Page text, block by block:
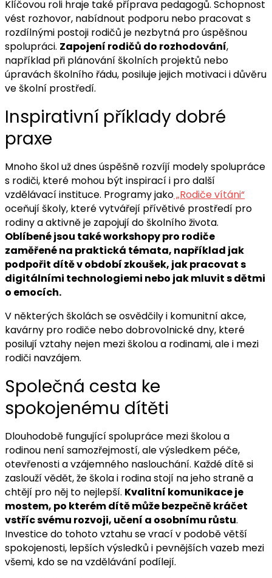
Klíčovou roli hraje také příprava pedagogů. Schopnost
vést rozhovor, nabídnout podporu nebo pracovat s
rozdílnými postoji rodičů je nezbytná pro úspěšnou
spolupráci. Zapojení rodičů do rozhodování,
například při plánování školních projektů nebo
úpravách školního řádu, posiluje jejich motivaci i důvěru
ve školní prostředí.
Inspirativní příklady dobré
praxe
Mnoho škol už dnes úspěšně rozvíjí modely spolupráce
s rodiči, které mohou být inspirací i pro další
vzdělávací instituce. Programy jako„Rodiče vítáni“
oceňují školy, které vytvářejí přívětivé prostředí pro
rodiny a aktivně je zapojují do školního života.
Oblíbené jsou také workshopy pro rodiče
zaměřené na praktická témata, například jak
podpořit dítě v období zkoušek, jak pracovat s
digitálními technologiemi nebo jak mluvit s dětmi
o emocích.
V některých školách se osvědčily i komunitní akce,
kavárny pro rodiče nebo dobrovolnické dny, které
posilují vztahy nejen mezi školou a rodinami, ale i mezi
rodiči navzájem.
Společná cesta ke
spokojenému dítěti
Dlouhodobě fungující spolupráce mezi školou a
rodinou není samozřejmostí, ale výsledkem péče,
otevřenosti a vzájemného naslouchání. Každé dítě si
zaslouží vědět, že škola i rodina stojí na jeho straně a
chtějí pro něj to nejlepší. Kvalitní komunikace je
mostem, po kterém dítě může bezpečně kráčet
vstříc svému rozvoji, učení a osobnímu růstu.
Investice do tohoto vztahu se vrací v podobě větší
spokojenosti, lepších výsledků i pevnějších vazeb mezi
všemi, kdo se na vzdělávání podílejí.